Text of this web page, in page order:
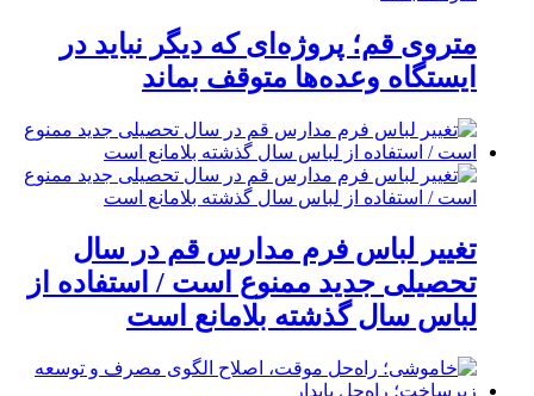
متروی قم؛ پروژه‌ای که دیگر نباید در
ایستگاه وعده‌ها متوقف بماند
تغییر لباس فرم مدارس قم در سال
تحصیلی جدید ممنوع است / استفاده از
لباس سال گذشته بلامانع است